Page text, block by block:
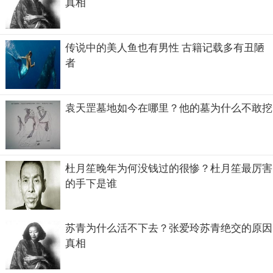
柜子上面有两个天使造型的小人，也是黄金打造的，可以说
约柜全身就是金灿灿的，很是耀眼。
真相
传说中的美人鱼也有男性 古籍记载多有丑陋
者
袁天罡墓地如今在哪里？他的墓为什么不敢挖
杜月笙晚年为何没钱过的很惨？杜月笙最厉害
的手下是谁
苏青为什么活不下去？张爱玲苏青绝交的原因
真相